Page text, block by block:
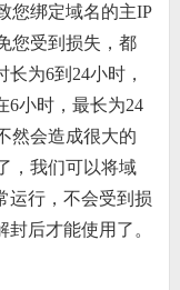
您绑定域名的主IP
您受到损失，都
为6到24小时，
6小时，最长为24
然会造成很大的
，我们可以将域
运行，不会受到损
后才能使用了。